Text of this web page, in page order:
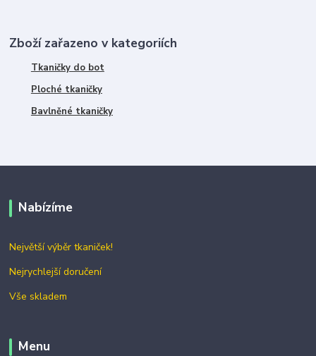
Zboží zařazeno v kategoriích
Tkaničky do bot
Ploché tkaničky
Bavlněné tkaničky
Nabízíme
Největší výběr tkaniček!
Nejrychlejší doručení
Vše skladem
Menu